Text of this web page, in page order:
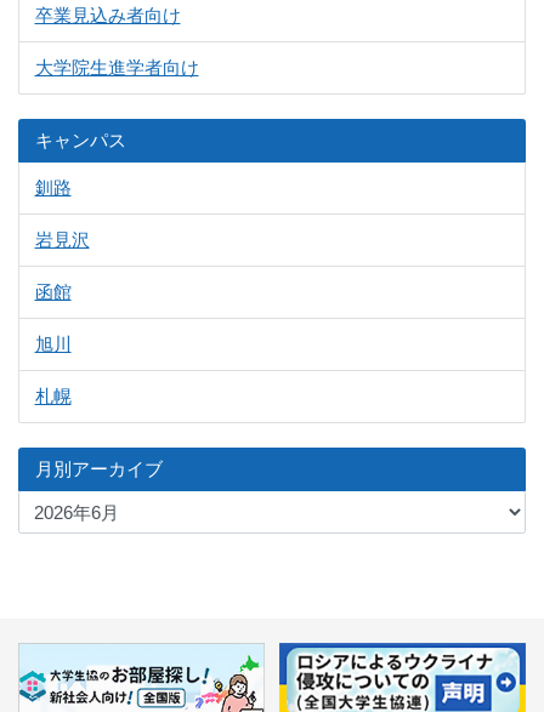
卒業見込み者向け
大学院生進学者向け
キャンパス
釧路
岩見沢
函館
旭川
札幌
月別アーカイブ